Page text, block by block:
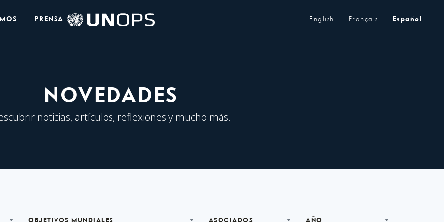
Logo
de
PRENSA English Français Español
NOVEDADES
noticias, artículos, reflexiones y mucho más.
OBJETIVOS MUNDIALES ASOCIADOS AÑO